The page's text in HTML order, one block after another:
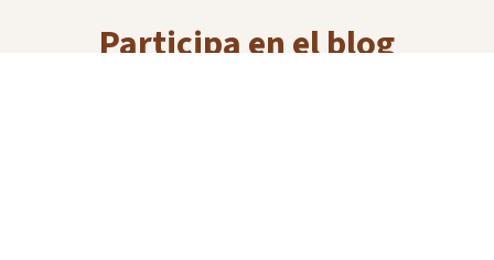
Participa en el blog